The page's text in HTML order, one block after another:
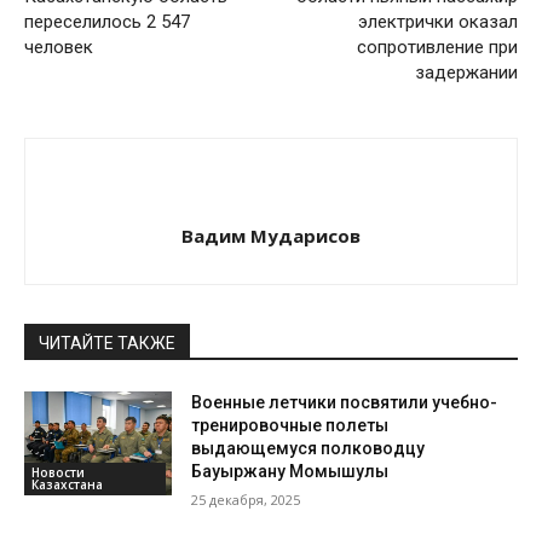
переселилось 2 547
человек
электрички оказал
сопротивление при
задержании
Вадим Мударисов
ЧИТАЙТЕ ТАКЖЕ
Новости
Казахстана
Военные летчики посвятили учебно-
тренировочные полеты
выдающемуся полководцу
Бауыржану Момышулы
25 декабря, 2025